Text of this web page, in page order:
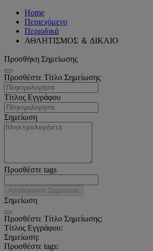
Home
Περιεχόμενο
Περιοδικά
ΑΘΛΗΤΙΣΜΟΣ ＆ ΔΙΚΑΙΟ
Προσθήκη Σημείωσης
Προσθέστε Τίτλο Σημείωσης
Τίτλος Εγγράφου
Σημείωση
Προσθέστε tags
Αποθήκευση Σημείωσης
Σημείωση
Προσθέστε Τίτλο Σημείωσης:
Τίτλος Εγγράφου:
Σημείωση:
Προσθέστε tags: